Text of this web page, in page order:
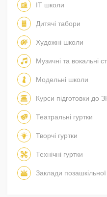
IT школи
Дитячі табори
Художні школи
Музичні та вокальні
Модельні школи
Курси підготовки
Театральні гуртки
Творчі гуртки
Технічні гуртки
Заклади позашкільної